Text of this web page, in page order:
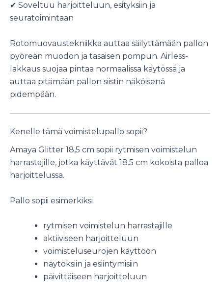
✔ Soveltuu harjoitteluun, esityksiin ja
seuratoimintaan
Rotomuovaustekniikka auttaa säilyttämään pallon
pyöreän muodon ja tasaisen pompun. Airless-
lakkaus suojaa pintaa normaalissa käytössä ja
auttaa pitämään pallon siistin näköisenä
pidempään.
Kenelle tämä voimistelupallo sopii?
Amaya Glitter 18,5 cm sopii rytmisen voimistelun
harrastajille, jotka käyttävät 18.5 cm kokoista palloa
harjoittelussa.
Pallo sopii esimerkiksi
rytmisen voimistelun harrastajille
aktiiviseen harjoitteluun
voimisteluseurojen käyttöön
näytöksiin ja esiintymisiin
päivittäiseen harjoitteluun